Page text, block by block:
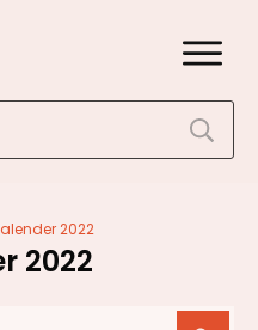
2022
2022